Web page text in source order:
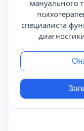
мануального
специалиста